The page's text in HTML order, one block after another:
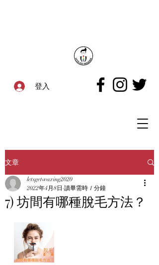
登入
文章
7) 坊間有哪種脫毛方法？
letsgetwaxing2020
2022年4月8日 讀畢需時 1 分鐘